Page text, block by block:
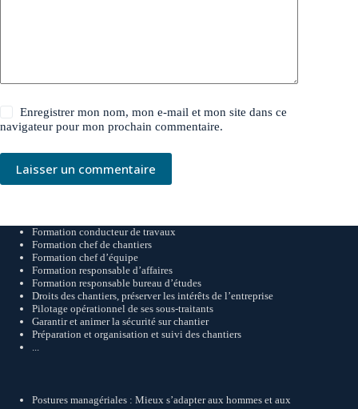
Enregistrer mon nom, mon e-mail et mon site dans ce
navigateur pour mon prochain commentaire.
Laisser un commentaire
Formation conducteur de travaux
Formation chef de chantiers
Formation chef d’équipe
Formation responsable d’affaires
Formation responsable bureau d’études
Droits des chantiers, préserver les intérêts de l’entreprise
Pilotage opérationnel de ses sous-traitants
Garantir et animer la sécurité sur chantier
Préparation et organisation et suivi des chantiers
Postures managériales : Mieux s’adapter aux hommes et aux